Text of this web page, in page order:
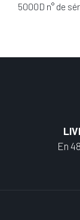
5000D n° de
En